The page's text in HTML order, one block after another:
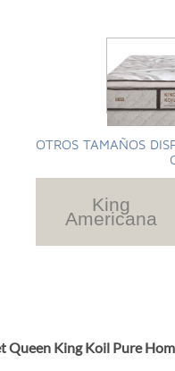
OTROS TAMAÑOS
King
Americana
Queen King Koil Pure